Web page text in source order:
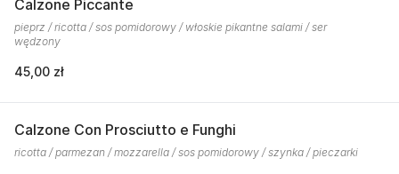
Calzone Piccante
pieprz / ricotta / sos pomidorowy / włoskie pikantne salami / ser
wędzony
45,00 zł
Calzone Con Prosciutto e Funghi
ricotta / parmezan / mozzarella / sos pomidorowy / szynka / pieczarki